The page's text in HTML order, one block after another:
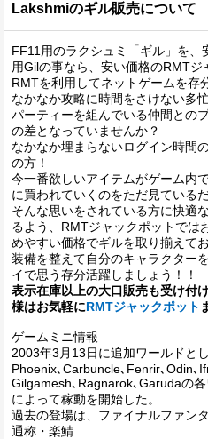
Lakshmiのギル販売について
FF11用のラクシュミ「ギル」を、
用Gilの事なら、安い価格のRMTジ
RMTを利用してネットゲームを存
なかなか攻略に時間をさけない多
パーティーを組んでいる仲間との
の差となっていませんか？
なかなか埋まらないログイン時間
の方！
今一番欲しいアイテムがゲーム内
に買われていくのをただ見ている
そんな思いをされている方に快適
るよう、RMTジャックポットでは
めやすい価格でギルを取り揃えて
装備を整えて自分のキャラクター
イで思う存分活躍しましょう！！
表示在庫以上の大口販売も受け付
様はお気軽にRMTジャックポット
ゲームミニ情報
2003年3月13日に追加ワールドと
Phoenix､Carbuncle､Fenrir､Odin､
Gilgamesh､Ragnarok､Garudaの
によって稼動を開始した。
過去の登場は、ファイナルファンタ
通称・楽鯖